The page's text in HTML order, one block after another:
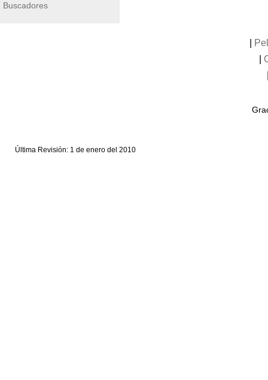
Buscadores
Última Revisión: 1 de enero del 2010